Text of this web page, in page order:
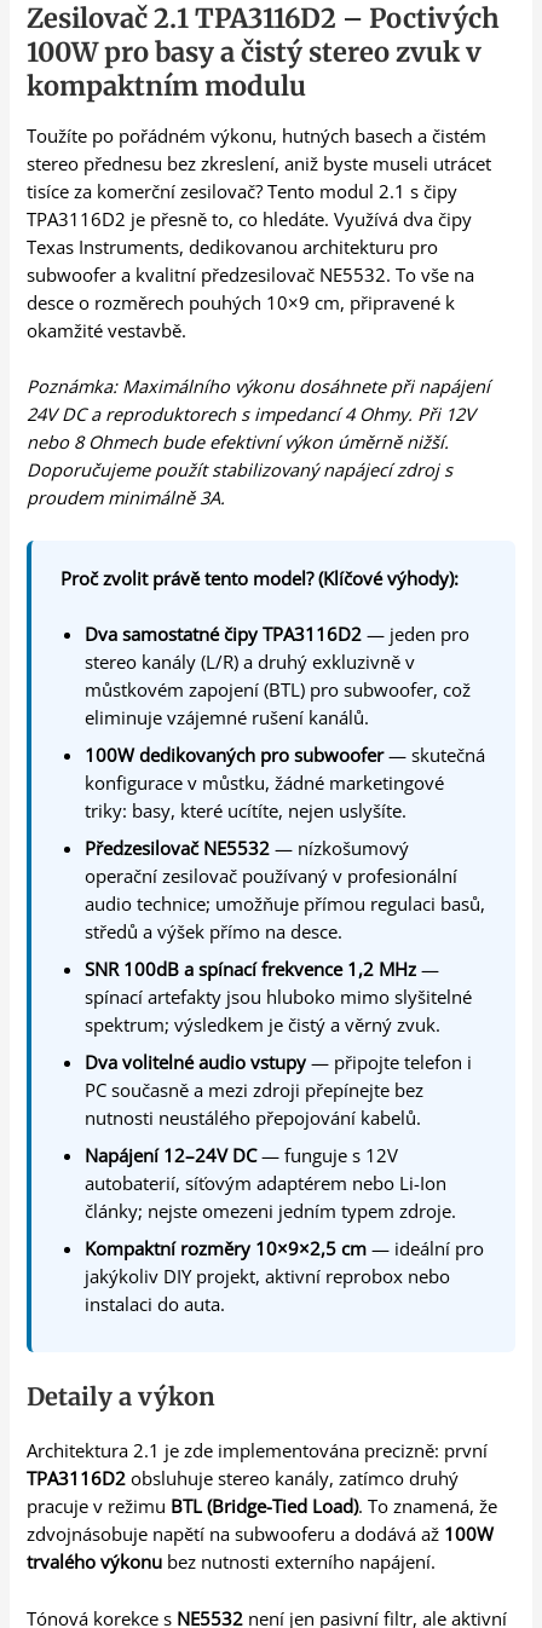
Zesilovač 2.1 TPA3116D2 – Poctivých
100W pro basy a čistý stereo zvuk v
kompaktním modulu
Toužíte po pořádném výkonu, hutných basech a čistém
stereo přednesu bez zkreslení, aniž byste museli utrácet
tisíce za komerční zesilovač? Tento modul 2.1 s čipy
TPA3116D2 je přesně to, co hledáte. Využívá dva čipy
Texas Instruments, dedikovanou architekturu pro
subwoofer a kvalitní předzesilovač NE5532. To vše na
desce o rozměrech pouhých 10×9 cm, připravené k
okamžité vestavbě.
Poznámka: Maximálního výkonu dosáhnete při napájení
24V DC a reproduktorech s impedancí 4 Ohmy. Při 12V
nebo 8 Ohmech bude efektivní výkon úměrně nižší.
Doporučujeme použít stabilizovaný napájecí zdroj s
proudem minimálně 3A.
Proč zvolit právě tento model? (Klíčové výhody):
Dva samostatné čipy TPA3116D2 — jeden pro
stereo kanály (L/R) a druhý exkluzivně v
můstkovém zapojení (BTL) pro subwoofer, což
eliminuje vzájemné rušení kanálů.
100W dedikovaných pro subwoofer— skutečná
konfigurace v můstku, žádné marketingové
triky: basy, které ucítíte, nejen uslyšíte.
Předzesilovač NE5532 — nízkošumový
operační zesilovač používaný v profesionální
audio technice; umožňuje přímou regulaci basů,
středů a výšek přímo na desce.
SNR 100dB a spínací frekvence 1,2 MHz —
spínací artefakty jsou hluboko mimo slyšitelné
spektrum; výsledkem je čistý a věrný zvuk.
Dva volitelné audio vstupy — připojte telefon i
PC současně a mezi zdroji přepínejte bez
nutnosti neustálého přepojování kabelů.
Napájení 12–24V DC— funguje s 12V
autobaterií, síťovým adaptérem nebo Li-Ion
články; nejste omezeni jedním typem zdroje.
Kompaktní rozměry 10×9×2,5 cm — ideální pro
jakýkoliv DIY projekt, aktivní reprobox nebo
instalaci do auta.
Detaily a výkon
Architektura 2.1 je zde implementována precizně: první
TPA3116D2 obsluhuje stereo kanály, zatímco druhý
pracuje v režimu BTL (Bridge-Tied Load). To znamená, že
zdvojnásobuje napětí na subwooferu a dodává až 100W
trvalého výkonu bez nutnosti externího napájení.
Tónová korekce s NE5532 není jen pasivní filtr, ale aktivní